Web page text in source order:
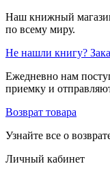
Наш книжный
по всему миру.
Не нашли книгу?
Ежедневно нам
приемку и
Возврат товара
Узнайте все о
Личный кабинет